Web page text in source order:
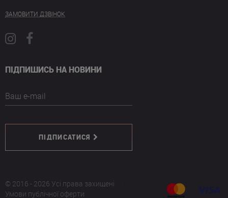
ЗАМОВИТИ ДЗВІНОК
ПІДПИШИСЬ НА НОВИНИ
Ваш e-mail
ПІДПИСАТИСЯ
© 2016 - 2026 Усі права захищені
Умови публічної оферти